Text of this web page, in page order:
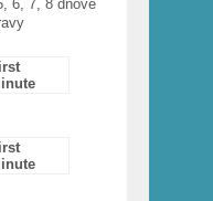
6, 7, 8 dňové